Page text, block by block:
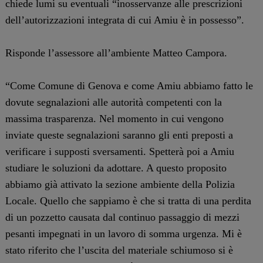
chiede lumi su eventuali “inosservanze alle prescrizioni
dell’autorizzazioni integrata di cui Amiu è in possesso”.
Risponde l’assessore all’ambiente Matteo Campora.
“Come Comune di Genova e come Amiu abbiamo fatto le
dovute segnalazioni alle autorità competenti con la
massima trasparenza. Nel momento in cui vengono
inviate queste segnalazioni saranno gli enti preposti a
verificare i supposti sversamenti. Spetterà poi a Amiu
studiare le soluzioni da adottare. A questo proposito
abbiamo già attivato la sezione ambiente della Polizia
Locale. Quello che sappiamo è che si tratta di una perdita
di un pozzetto causata dal continuo passaggio di mezzi
pesanti impegnati in un lavoro di somma urgenza. Mi è
stato riferito che l’uscita del materiale schiumoso si è